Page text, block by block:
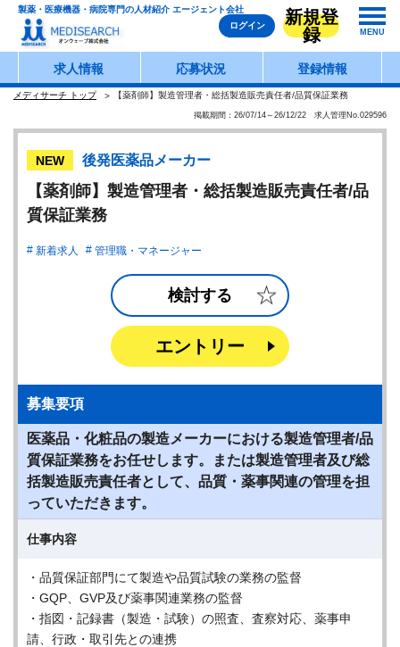
製薬・医療機器・病院専門の人材紹介 エージェント会社
ログイン
新規登
録
MENU
求人情報 応募状況 登録情報
メディサーチ トップ 【薬剤師】製造管理者・総括製造販売責任者/品質保証業務
掲載期間：26/07/14～26/12/22 求人管理No.029596
NEW 後発医薬品メーカー
【薬剤師】製造管理者・総括製造販売責任者/品
質保証業務
新着求人 管理職・マネージャー
検討する
エントリー
募集要項
医薬品・化粧品の製造メーカーにおける製造管理者/品
質保証業務をお任せします。または製造管理者及び総
括製造販売責任者として、品質・薬事関連の管理を担
っていただきます。
仕事内容
・品質保証部門にて製造や品質試験の業務の監督
・GQP、GVP及び薬事関連業務の監督
・指図・記録書（製造・試験）の照査、査察対応、薬事申
請、行政・取引先との連携